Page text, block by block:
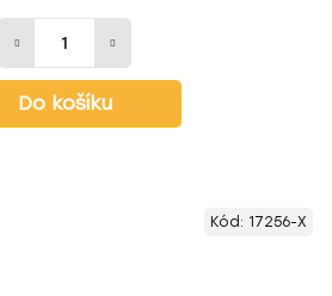
Do košíku
Kód: 17256-X